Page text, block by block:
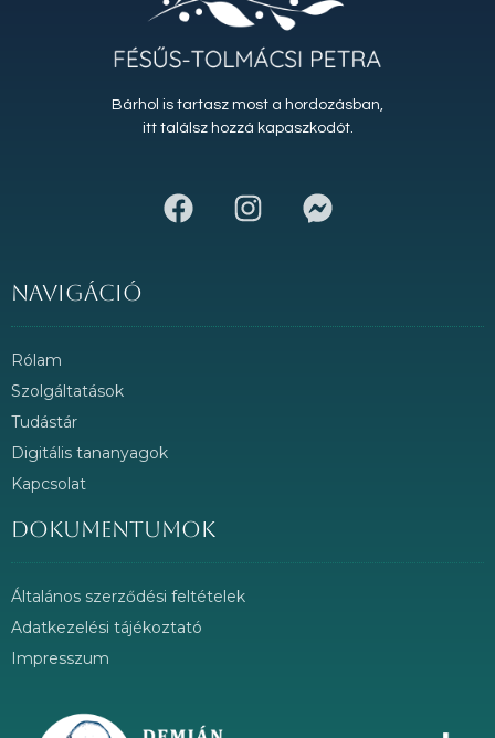
Bárhol is tartasz most a hordozásban,
itt találsz hozzá kapaszkodót.
Navigáció
Rólam
Szolgáltatások
Tudástár
Digitális tananyagok
Kapcsolat
Dokumentumok
Általános szerződési feltételek
Adatkezelési tájékoztató
Impresszum